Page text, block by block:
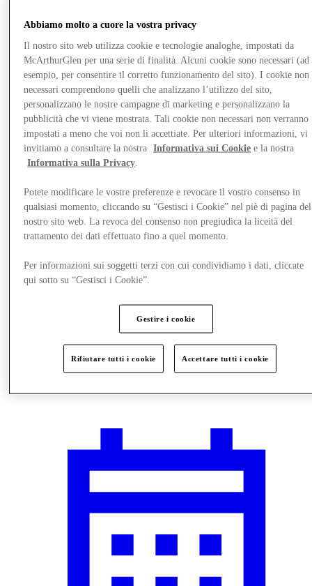
Offerte
Abbiamo molto a cuore la vostra privacy
Il nostro sito web utilizza cookie e tecnologie analoghe, impostati da
McArthurGlen per una serie di finalità. Alcuni cookie sono necessari (ad
esempio, per consentire il corretto funzionamento del sito). I cookie non
necessari comprendono quelli che analizzano l’utilizzo del sito,
personalizzano le nostre campagne di marketing e personalizzano la
pubblicità che vi viene mostrata. Tali cookie non necessari non verranno
impostati a meno che voi non li accettiate. Per ulteriori informazioni, vi
invitiamo a consultare la nostra
Informativa sui Cookie e la nostra
Informativa sulla Privacy
Potete modificare le vostre preferenze e revocare il vostro consenso in
qualsiasi momento, cliccando su “Gestisci i Cookie” nel piè di pagina del
nostro sito web. La revoca del consenso non pregiudica la liceità del
trattamento dei dati effettuato fino a quel momento.
Per informazioni sui soggetti terzi con cui condividiamo i dati, cliccate
qui sotto su “Gestisci i Cookie”.
Gestire i cookie
Rifiutare tutti i cookie Accettare tutti i cookie